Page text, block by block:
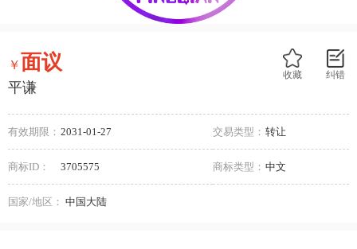
纠错
收藏
￥面议
平谦
有效期限： 2031-01-27 交易类型： 转让
商标ID： 3705575 商标类型： 中文
国家/地区： 中国大陆